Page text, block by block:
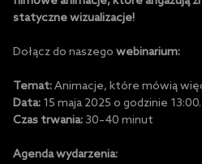
statyczne wizualizacje!
Dołącz do naszego webinarium:
Temat:Animacje, które mówią
Data: 15 maja 2025 o godzinie 13:00.
Czas trwania:30–40 minut
Agenda wydarzenia: